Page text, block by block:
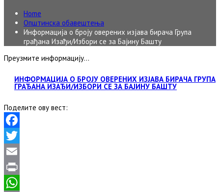
Home
Општинска обавештења
Информација о броју оверених изјава бирача Група
грађана Изађи/Избори се за Бајину Башту
Преузмите информацију…
ИНФОРМАЦИЈА О БРОЈУ ОВЕРЕНИХ ИЗЈАВА БИРАЧА ГРУПА
ГРАЂАНА ИЗАЂИ/ИЗБОРИ СЕ ЗА БАЈИНУ БАШТУ
Поделите ову вест:
Facebook
Twitter
Email
Print